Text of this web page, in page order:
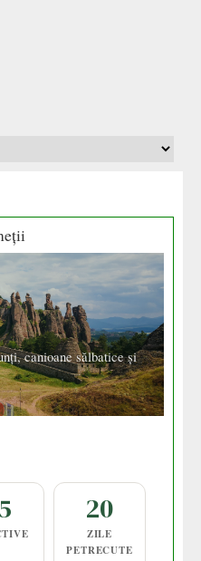
canioane sălbatice și
20
ZILE
PETRECUTE